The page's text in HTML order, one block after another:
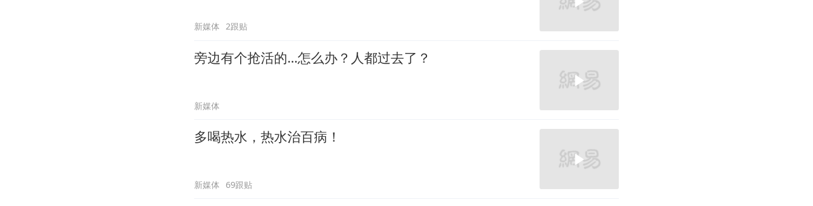
新媒体 2跟贴
旁边有个抢活的…怎么办？人都过去了？
新媒体
多喝热水，热水治百病！
新媒体 69跟贴